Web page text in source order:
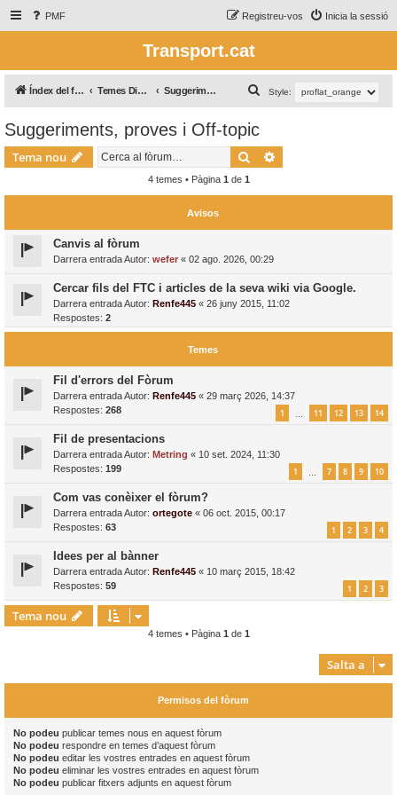
PMF Inicia la sessió
Registreu-vos
Transport.cat
Índex del fòrum Temes Diversos / Temas Varios Suggeriments, proves i Off-topic Style:
e
c
Suggeriments, proves i Off-topic
Tema nou Cerca
4 temes • Pàgina 1 de 1
Avisos
Canvis al fòrum
Darrera entrada Autor: wefer « 02 ago. 2026, 00:29
Cercar fils del FTC i articles de la seva wiki via Google.
Darrera entrada Autor: Renfe445 « 26 juny 2015, 11:02
Respostes: 2
Temes
Fil d'errors del Fòrum
Darrera entrada Autor: Renfe445 « 29 març 2026, 14:37
Respostes: 268 1 11 12 13 14
Fil de presentacions
Darrera entrada Autor: Metring « 10 set. 2024, 11:30
Respostes: 199 1 7 8 9 10
Com vas conèixer el fòrum?
Darrera entrada Autor: ortegote « 06 oct. 2015, 00:17
Respostes: 63 1 2 3 4
Idees per al bànner
Darrera entrada Autor: Renfe445 « 10 març 2015, 18:42
Respostes: 59 1 2 3
Tema nou
4 temes • Pàgina 1 de 1
Salta a
Permisos del fòrum
No podeu publicar temes nous en aquest fòrum
No podeu respondre en temes d’aquest fòrum
No podeu editar les vostres entrades en aquest fòrum
No podeu eliminar les vostres entrades en aquest fòrum
No podeu publicar fitxers adjunts en aquest fòrum